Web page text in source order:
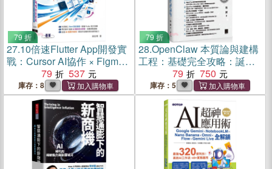
79 折
27.10倍速Flutter App開發實
戰：Cursor AI協作 × Figma
79 537
庫存：8
79 折
28.OpenClaw 本質論與建構
工程：基礎完全攻略：誕
生、本質、架構、設計與設
定、控管、安全性
79 750
庫存：5